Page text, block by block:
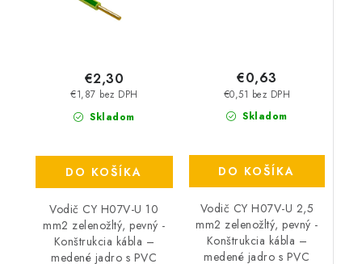
Skladom
€1,87 bez DPH
€2,30
DO KOŠÍKA
Vodič CY H07V-U 10
mm2 zelenožltý, pevný -
Konštrukcia kábla –
medené jadro s PVC
Skladom
€0,51 bez DPH
€0,63
DO KOŠÍKA
Vodič CY H07V-U 2,5
mm2 zelenožltý, pevný -
Konštrukcia kábla –
medené jadro s PVC